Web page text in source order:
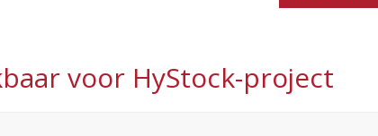
voor HyStock-project